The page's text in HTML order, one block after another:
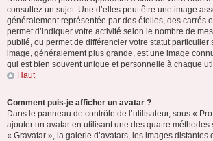
consultez un sujet. Une d’elles peut être une image
généralement représentée par des étoiles, des carrés
permet d’indiquer votre activité selon le nombre de
publié, ou permet de différencier votre statut particulier
image, généralement plus grande, est une image
qui est bien souvent unique et personnelle à chaque
Haut
Comment puis-je afficher un avatar ?
Dans le panneau de contrôle de l’utilisateur, sous «
ajouter un avatar en utilisant une des quatre méthodes
« Gravatar », la galerie d’avatars, les images distantes